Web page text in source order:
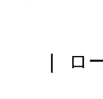
| ロー